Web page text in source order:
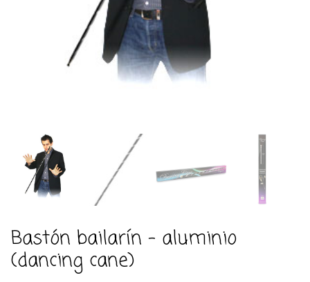
Bastón bailarín – aluminio
(dancing cane)